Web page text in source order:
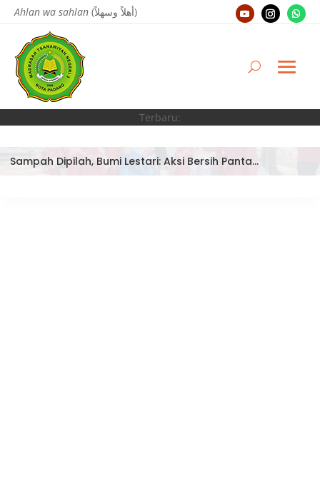
Ahlan wa sahlan (أهلاً وسهلاً)
Terbaru:
Sampah Dipilah, Bumi Lestari: Aksi Bersih Pantai Ujung Batu oleh Tim Bank Sampah MTsN 3 Kota Padang